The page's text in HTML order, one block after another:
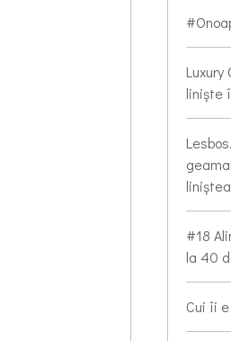
Luxury
liniște
liniștea
#18
la 40
Cui îi